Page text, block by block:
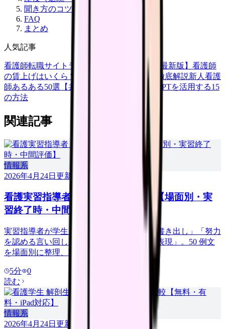
聞き方のコツ
FAQ
まとめ
人気記事
看護師転職サイトランキングTOP5【2026年最新版】 看護師
の賃上げはいくら？2026年度の最新情報を徹底解説新人看護
師あるある50選【共感必至】
看護師がChatGPTを活用する15
の方法
関連記事
情報系
2026年4月24日 更新
看護実習指導者 コメント例文 50 選【場面別・実
習終了時・中間評価】
実習指導者が学生コメントで迷う場面は「書き出し」「努力
を認める言い回し」「改善要請の柔らかい表現」。50 例文
を場面別に整理、即コピペで使えます。
5分
0
読む
情報系
2026年4月24日 更新